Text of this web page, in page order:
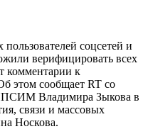
соцсетей и
верифицировать всех
комментарии к
этом сообщает RT со
Владимира Зыкова в
связи и массовых
Носкова.